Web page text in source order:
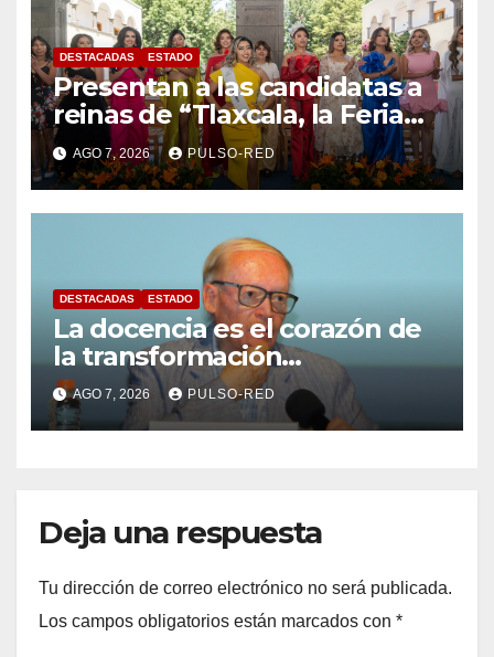
DESTACADAS ESTADO
Presentan a las candidatas a
reinas de “Tlaxcala, la Feria
de Ferias 2026: La Flor
Tlaxcalteca”
AGO 7, 2026 PULSO-RED
DESTACADAS ESTADO
La docencia es el corazón de
la transformación
universitaria: Rector de la
UATx
AGO 7, 2026 PULSO-RED
Deja una respuesta
Tu dirección de correo electrónico no será publicada.
Los campos obligatorios están marcados con *